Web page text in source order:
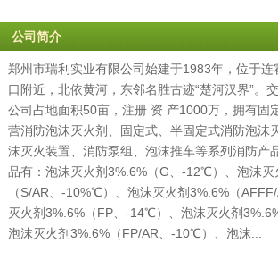
公司简介
郑州市瑞利实业有限公司始建于1983年，位于
口附近，北依黄河，东邻名胜古迹“楚河汉界”。
公司占地面积50亩，注册 资 产1000万，拥有固
营消防泡沫灭火剂、固定式、半固定式消防泡沫
沫灭火装置、消防泵组、泡沫推车等系列消防产
品有：泡沫灭火剂3%.6%（G、-12℃）、泡沫灭
（S/AR、-10%℃）、泡沫灭火剂3%.6%（
灭火剂3%.6%（FP、-14℃）、泡沫灭火剂
泡沫灭火剂3%.6%（FP/AR、-10℃）、泡沫...